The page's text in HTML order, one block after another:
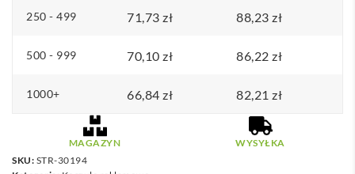
250 - 499 71,73 zł 88,23 zł
500 - 999 70,10 zł 86,22 zł
1000+ 66,84 zł 82,21 zł
MAGAZYN
WYSYŁKA
SKU: STR-30194